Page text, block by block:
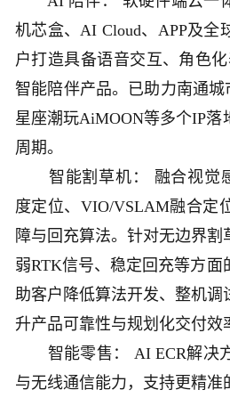
机芯盒、AI Cloud、APP及全
户打造具备语音交互、角色
智能陪伴产品。已助力南通城
星座潮玩AiMOON等多个IP落
周期。
智能割草机： 融合视觉
度定位、VIO/VSLAM融合定
障与回充算法。针对无边界割
弱RTK信号、稳定回充等方面
助客户降低算法开发、整机调
升产品可靠性与规划化交付效
智能零售： AI ECR解决
与无线通信能力，支持更精准